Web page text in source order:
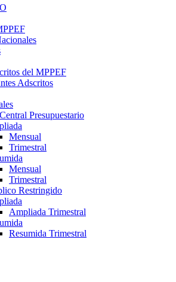
del MPPEF
Adscritos
Presupuestario
Mensual
Trimestral
Mensual
Trimestral
Restringido
Ampliada Trimestral
Resumida Trimestral